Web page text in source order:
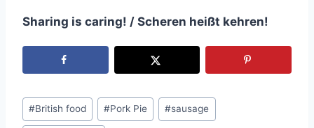
Sharing is caring! / Scheren heißt kehren!
Schlagworte:
#British food #Pork Pie #sausage